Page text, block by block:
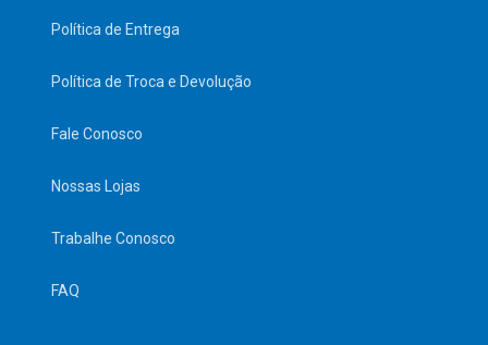
Política de Entrega
Política de Troca e Devolução
Fale Conosco
Nossas Lojas
Trabalhe Conosco
FAQ